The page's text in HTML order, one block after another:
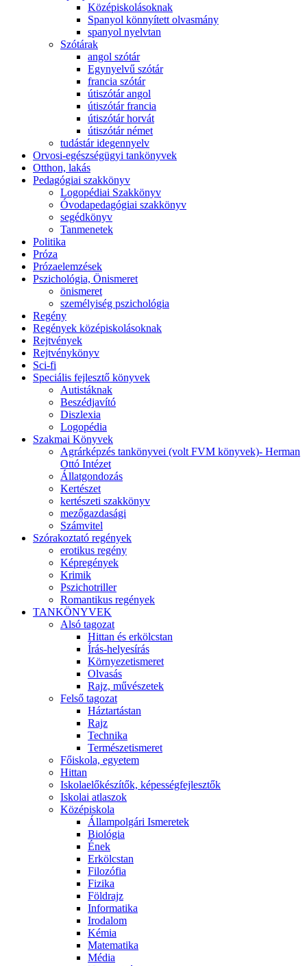
Középiskolásoknak
Spanyol könnyített olvasmány
spanyol nyelvtan
Szótárak
angol szótár
Egynyelvű szótár
francia szótár
útiszótár angol
útiszótár francia
útiszótár horvát
útiszótár német
tudástár idegennyelv
Orvosi-egészségügyi tankönyvek
Otthon, lakás
Pedagógiai szakkönyv
Logopédiai Szakkönyv
Óvodapedagógiai szakkönyv
segédkönyv
Tanmenetek
Politika
Próza
Prózaelemzések
Pszichológia, Önismeret
önismeret
személyiség pszichológia
Regény
Regények középiskolásoknak
Rejtvények
Rejtvénykönyv
Sci-fi
Speciális fejlesztő könyvek
Autistáknak
Beszédjavító
Diszlexia
Logopédia
Szakmai Könyvek
Agrárképzés tankönyvei (volt FVM könyvek)- Herman
Ottó Intézet
Állatgondozás
Kertészet
kertészeti szakkönyv
mezőgazdasági
Számvitel
Szórakoztató regények
erotikus regény
Képregények
Krimik
Pszichotriller
Romantikus regények
TANKÖNYVEK
Alsó tagozat
Hittan és erkölcstan
Írás-helyesírás
Környezetismeret
Olvasás
Rajz, művészetek
Felső tagozat
Háztartástan
Rajz
Technika
Természetismeret
Főiskola, egyetem
Hittan
Iskolaelőkészítők, képességfejlesztők
Iskolai atlaszok
Középiskola
Állampolgári Ismeretek
Biológia
Ének
Erkölcstan
Filozófia
Fizika
Földrajz
Informatika
Irodalom
Kémia
Matematika
Média